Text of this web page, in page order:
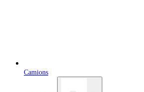
Camions